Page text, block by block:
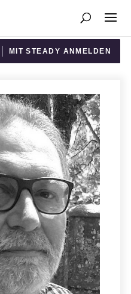
MIT STEADY ANMELDEN